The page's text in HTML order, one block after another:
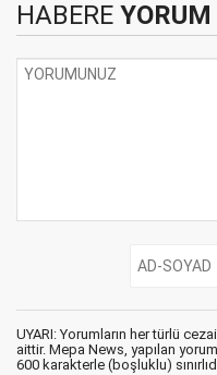
HABERE
UYARI: Yorumların her türlü
aittir. Mepa News, yapılan
600 karakterle (boşluklu)